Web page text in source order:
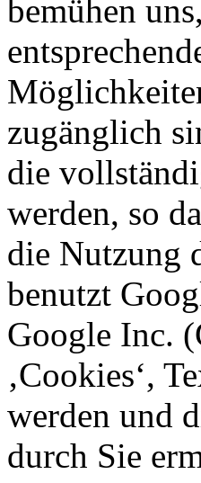
bemühen
zugänglich
die
werden, so
die Nutzung
benutzt
Google Inc.
‚Cookies‘,
werden und
durch Sie